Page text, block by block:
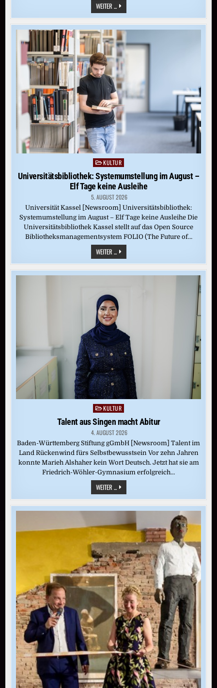
WEITER ...HAUTÄRZTINNEN
EMPFEHLEN
UV-
SCHIRME
ZUR
KREBSPRÄVENTION
Posted
in
KULTUR
Universitätsbibliothek: Systemumstellung im August –
Elf Tage keine Ausleihe
5. AUGUST 2026
Universität Kassel [Newsroom] Universitätsbibliothek:
Systemumstellung im August – Elf Tage keine Ausleihe Die
Universitätsbibliothek Kassel stellt auf das Open Source
Bibliotheksmanagementsystem FOLIO (The Future of…
WEITER ... UNIVERSITÄTSBIBLIOTHEK:
SYSTEMUMSTELLUNG
IM
AUGUST
–
AUSLEIHE
Posted
in
KULTUR
Talent aus Singen macht Abitur
4. AUGUST 2026
Baden-Württemberg Stiftung gGmbH [Newsroom] Talent im
Land Rückenwind fürs Selbstbewusstsein Vor zehn Jahren
konnte Marieh Alshaher kein Wort Deutsch. Jetzt hat sie am
Friedrich-Wöhler-Gymnasium erfolgreich…
WEITER ... TALENT
AUS
SINGEN
MACHT
ABITUR